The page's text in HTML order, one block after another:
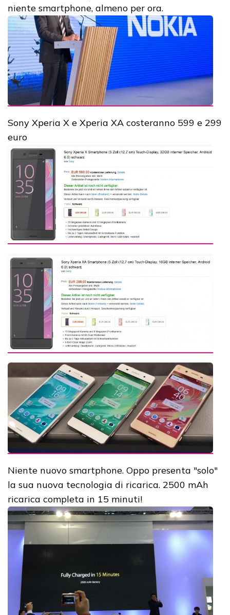
niente smartphone, almeno per ora.
Sony Xperia X e Xperia XA costeranno 599 e 299
euro
Niente nuovo smartphone. Oppo presenta "solo"
la sua nuova tecnologia di ricarica. 2500 mAh
ricarica completa in 15 minuti!